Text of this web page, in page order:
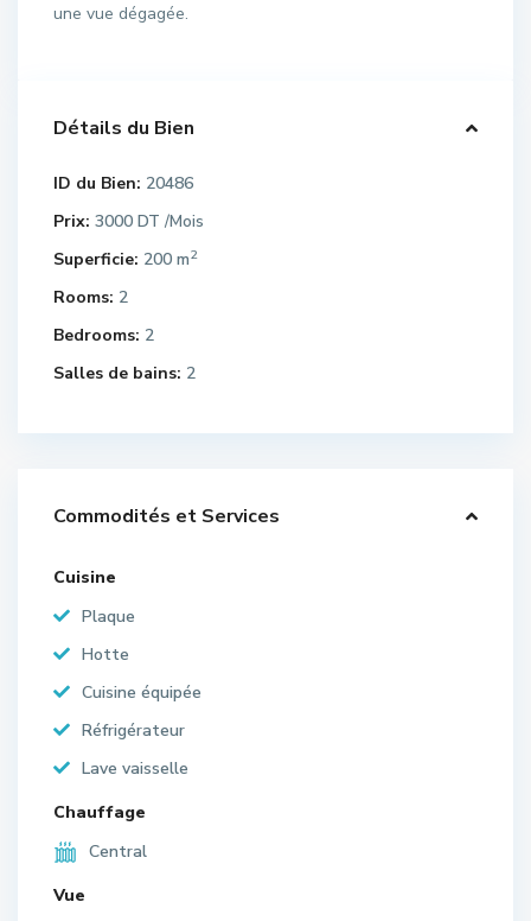
une vue dégagée.
Détails du Bien
ID du Bien: 20486
Prix: 3000 DT /Mois
Superficie: 200 m2
Rooms: 2
Bedrooms: 2
Salles de bains: 2
Commodités et Services
Cuisine
Plaque
Hotte
Cuisine équipée
Réfrigérateur
Lave vaisselle
Chauffage
Central
Vue